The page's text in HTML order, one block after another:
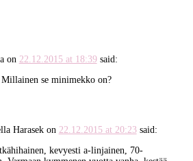
on 22.12.2015 at 18:39 said:
se minimekko on?
Harasekon 22.12.2015 at 20:23 said:
kevyesti a-linjainen, 70-